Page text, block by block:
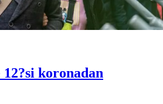
koronadan